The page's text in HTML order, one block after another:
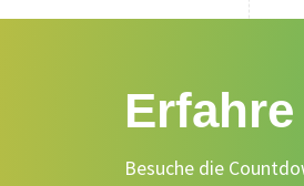
Besuche die